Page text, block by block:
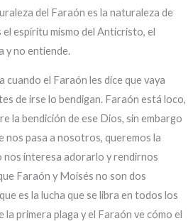
del Faraón es la naturaleza de
espíritu mismo del Anticristo, el
y no entiende.
cuando el Faraón les dice que vaya
de irse lo bendigan. Faraón está loco,
la bendición de ese Dios, sin embargo
nos pasa a nosotros, queremos la
nos interesa adorarlo y rendirnos
Faraón y Moisés no son dos
es la lucha que se libra en todos los
primera plaga y el Faraón ve cómo el